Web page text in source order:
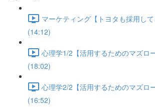
マーケティング【トヨタも採用して
(14:12)
心理学1/2【活用するためのマズロ
(18:02)
心理学2/2【活用するためのマズロ
(16:52)